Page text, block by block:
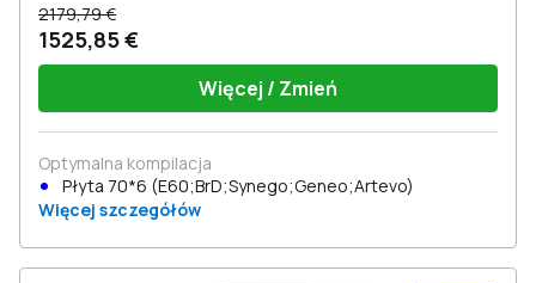
2179,79 €
1525,85 €
Więcej / Zmień
Optymalna kompilacja
Płyta 70*6 (E60;BrD;Synego;Geneo;Artevo)
Więcej szczegółów